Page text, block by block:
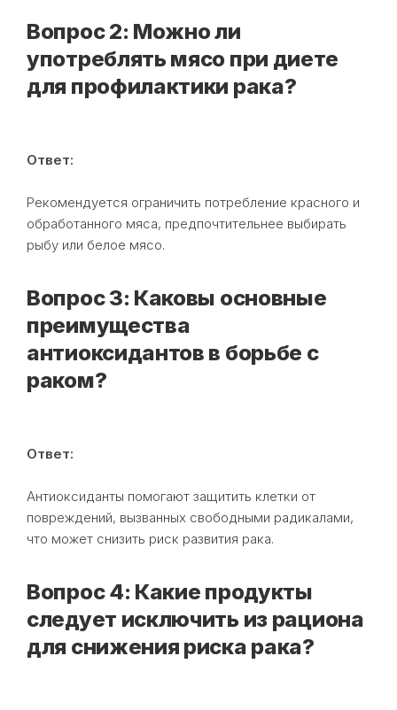
Вопрос 2: Можно ли
употреблять мясо при диете
для профилактики рака?
Ответ:
Рекомендуется ограничить потребление красного и
обработанного мяса, предпочтительнее выбирать
рыбу или белое мясо.
Вопрос 3: Каковы основные
преимущества
антиоксидантов в борьбе с
раком?
Ответ:
Антиоксиданты помогают защитить клетки от
повреждений, вызванных свободными радикалами,
что может снизить риск развития рака.
Вопрос 4: Какие продукты
следует исключить из рациона
для снижения риска рака?